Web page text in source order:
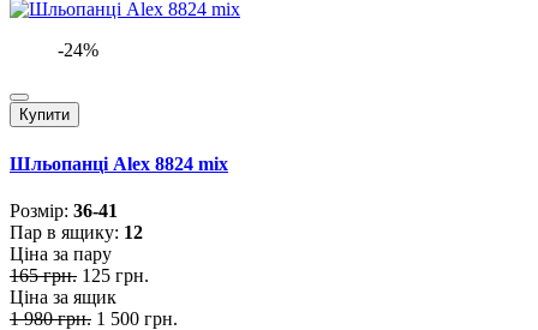
-24%
Купити
Шльопанці Alex 8824 mix
Розмiр: 36-41
Пар в ящику: 12
Ціна за пару
165 грн. 125 грн.
Ціна за ящик
1 980 грн. 1 500 грн.